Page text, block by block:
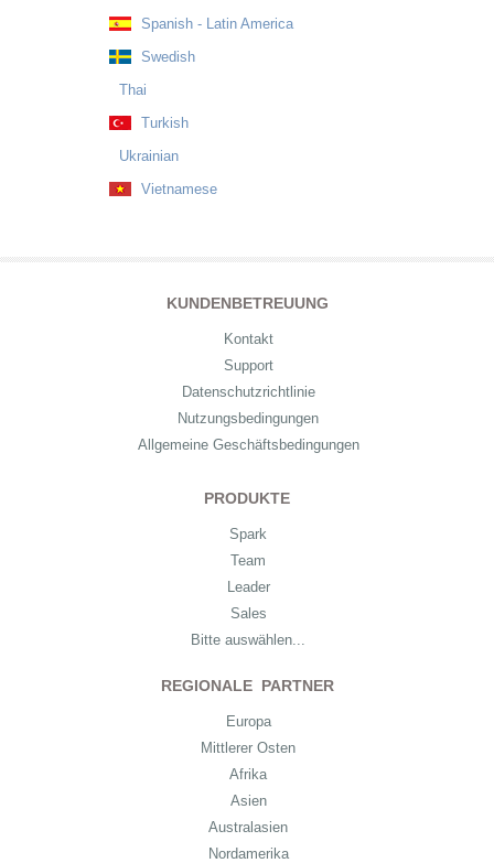
Spanish - Latin America
Swedish
Thai
Turkish
Ukrainian
Vietnamese
KUNDENBETREUUNG
Kontakt
Support
Datenschutzrichtlinie
Nutzungsbedingungen
Allgemeine Geschäftsbedingungen
PRODUKTE
Spark
Team
Leader
Sales
Bitte auswählen...
REGIONALE PARTNER
Europa
Mittlerer Osten
Afrika
Asien
Australasien
Nordamerika